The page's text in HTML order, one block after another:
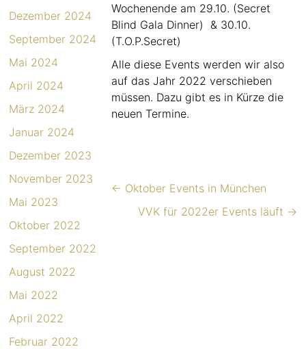
Wochenende am 29.10. (Secret
Blind Gala Dinner) & 30.10.
(T.O.P.Secret)
Alle diese Events werden wir also
auf das Jahr 2022 verschieben
müssen. Dazu gibt es in Kürze die
neuen Termine.
← Oktober Events in München
VVK für 2022er Events läuft →
Dezember 2024
September 2024
Mai 2024
April 2024
März 2024
Januar 2024
Dezember 2023
November 2023
Mai 2023
Oktober 2022
September 2022
August 2022
Mai 2022
April 2022
Februar 2022